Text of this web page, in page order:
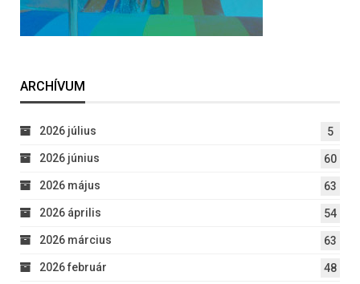
ARCHÍVUM
2026 július 5
2026 június 60
2026 május 63
2026 április 54
2026 március 63
2026 február 48